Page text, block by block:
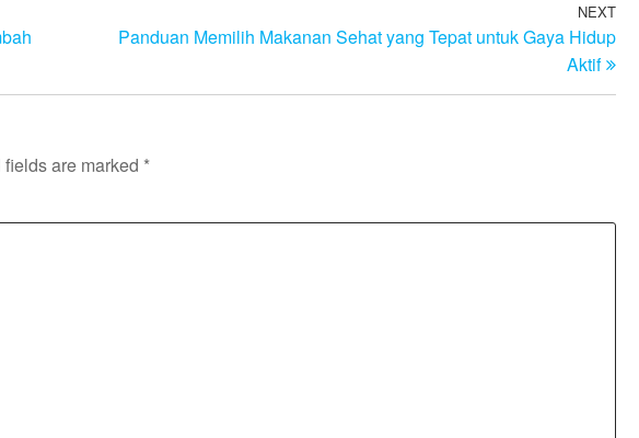
Next
Post
NEXT
Panduan Memilih Makanan Sehat yang Tepat untuk Gaya Hidup
Aktif
are marked *